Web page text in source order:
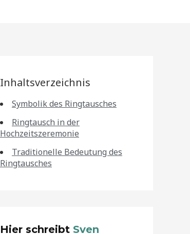
Inhaltsverzeichnis
Symbolik des Ringtausches
Ringtausch in der
Hochzeitszeremonie
Traditionelle Bedeutung des
Ringtausches
Hier schreibt Sven